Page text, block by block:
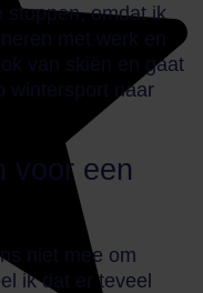
stoppen, omdat ik
met werk en
van skiën en gaat
wintersport naar
voor een
niet mee om
ik dat er teveel